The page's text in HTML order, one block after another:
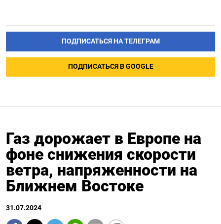
ПОДПИСАТЬСЯ НА ТЕЛЕГРАМ
ПОДПИСАТЬСЯ В GOOGLE
Газ дорожает в Европе на
фоне снижения скорости
ветра, напряженности на
Ближнем Востоке
31.07.2024